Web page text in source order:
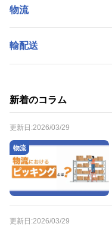
物流
輸配送
新着のコラム
更新日:2026/03/29
物流
更新日:2026/03/29